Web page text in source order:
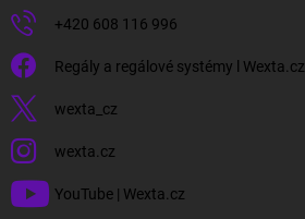
+420 608 116 996
Regály a regálové systémy l Wexta.cz
wexta_cz
wexta.cz
YouTube | Wexta.cz